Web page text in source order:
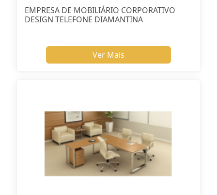
EMPRESA DE MOBILIÁRIO CORPORATIVO
DESIGN TELEFONE DIAMANTINA
Ver Mais